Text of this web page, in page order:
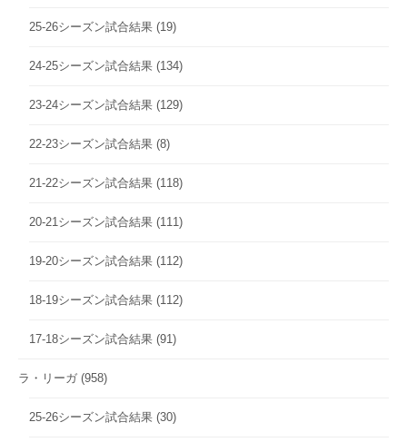
25-26シーズン試合結果 (19)
24-25シーズン試合結果 (134)
23-24シーズン試合結果 (129)
22-23シーズン試合結果 (8)
21-22シーズン試合結果 (118)
20-21シーズン試合結果 (111)
19-20シーズン試合結果 (112)
18-19シーズン試合結果 (112)
17-18シーズン試合結果 (91)
ラ・リーガ (958)
25-26シーズン試合結果 (30)